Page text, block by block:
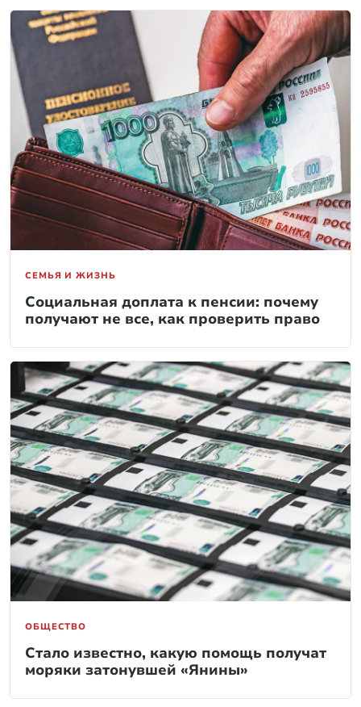
СЕМЬЯ И ЖИЗНЬ
Социальная доплата к пенсии: почему
получают не все, как проверить право
ОБЩЕСТВО
Стало известно, какую помощь получат
моряки затонувшей «Янины»